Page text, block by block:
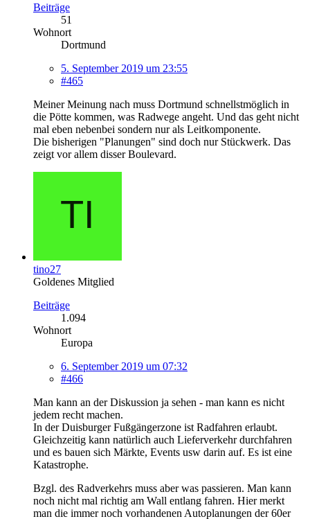
Beiträge
51
Wohnort
Dortmund
5. September 2019 um 23:55
#465
Meiner Meinung nach muss Dortmund schnellstmöglich in
die Pötte kommen, was Radwege angeht. Und das geht nicht
mal eben nebenbei sondern nur als Leitkomponente.
Die bisherigen "Planungen" sind doch nur Stückwerk. Das
zeigt vor allem disser Boulevard.
tino27
Goldenes Mitglied
Beiträge
1.094
Wohnort
Europa
6. September 2019 um 07:32
#466
Man kann an der Diskussion ja sehen - man kann es nicht
jedem recht machen.
In der Duisburger Fußgängerzone ist Radfahren erlaubt.
Gleichzeitig kann natürlich auch Lieferverkehr durchfahren
und es bauen sich Märkte, Events usw darin auf. Es ist eine
Katastrophe.
Bzgl. des Radverkehrs muss aber was passieren. Man kann
noch nicht mal richtig am Wall entlang fahren. Hier merkt
man die immer noch vorhandenen Autoplanungen der 60er